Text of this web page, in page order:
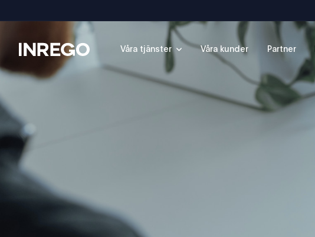
Inrego Våra tjänster Våra kunder Partner